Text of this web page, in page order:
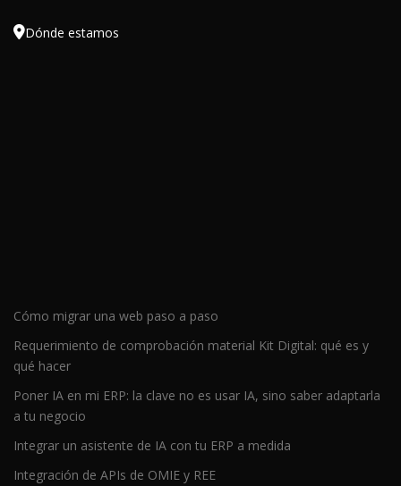
Dónde estamos
Cómo migrar una web paso a paso
Requerimiento de comprobación material Kit Digital: qué es y
qué hacer
Poner IA en mi ERP: la clave no es usar IA, sino saber adaptarla
a tu negocio
Integrar un asistente de IA con tu ERP a medida
Integración de APIs de OMIE y REE